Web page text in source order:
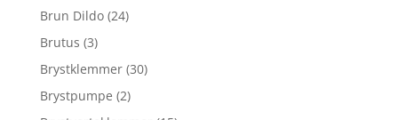
Brun Dildo (24)
Brutus (3)
Brystklemmer (30)
Brystpumpe (2)